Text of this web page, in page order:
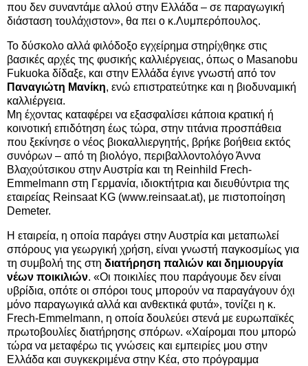
που δεν συναντάμε αλλού στην Ελλάδα – σε παραγωγική
διάσταση τουλάχιστον», θα πει ο κ.Λυμπερόπουλος.
Το δύσκολο αλλά φιλόδοξο εγχείρημα στηρίχθηκε στις
βασικές αρχές της φυσικής καλλιέργειας, όπως ο Masanobu
Fukuoka δίδαξε, και στην Ελλάδα έγινε γνωστή από τον
Παναγιώτη Μανίκη, ενώ επιστρατεύτηκε και η βιοδυναμική
καλλιέργεια.
Μη έχοντας καταφέρει να εξασφαλίσει κάποια κρατική ή
κοινοτική επιδότηση έως τώρα, στην τιτάνια προσπάθεια
που ξεκίνησε ο νέος βιοκαλλιεργητής, βρήκε βοήθεια εκτός
συνόρων – από τη βιολόγο, περιβαλλοντολόγο Άννα
Βλαχούτσικου στην Αυστρία και τη Reinhild Frech-
Emmelmann στη Γερμανία, ιδιοκτήτρια και διευθύντρια της
εταιρείας Reinsaat KG (www.reinsaat.at), με πιστοποίηση
Demeter.
Η εταιρεία, η οποία παράγει στην Αυστρία και μεταπωλεί
σπόρους για γεωργική χρήση, είναι γνωστή παγκοσμίως για
τη συμβολή της στη διατήρηση παλιών και δημιουργία
νέων ποικιλιών. «Οι ποικιλίες που παράγουμε δεν είναι
υβρίδια, οπότε οι σπόροι τους μπορούν να παραγάγουν όχι
μόνο παραγωγικά αλλά και ανθεκτικά φυτά», τονίζει η κ.
Frech-Emmelmann, η οποία δουλεύει στενά με ευρωπαϊκές
πρωτοβουλίες διατήρησης σπόρων. «Χαίρομαι που μπορώ
τώρα να μεταφέρω τις γνώσεις και εμπειρίες μου στην
Ελλάδα και συγκεκριμένα στην Κέα, στο πρόγραμμα